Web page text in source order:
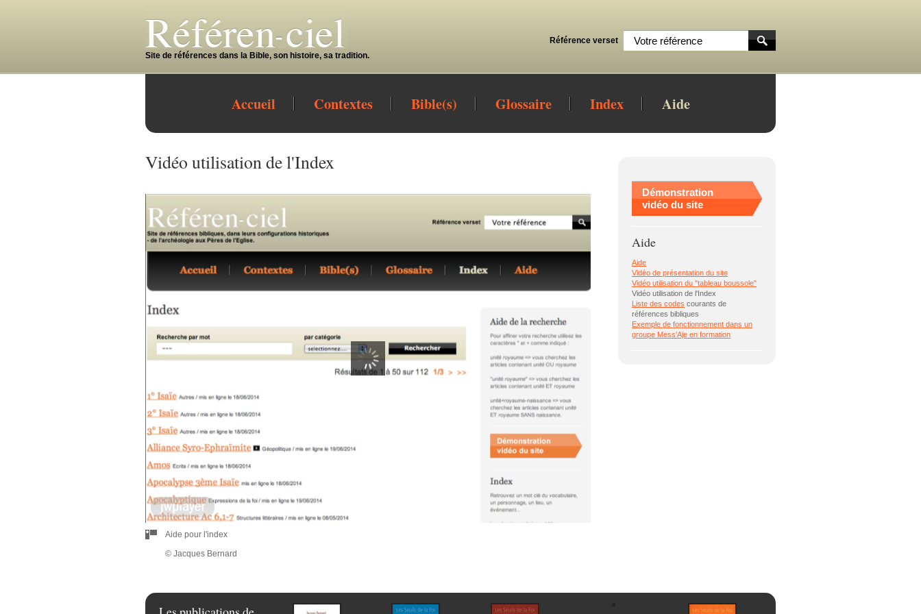
Site de références dans la Bible, son histoire, sa tradition.
Référence verset
Accueil Contextes Bible(s) Glossaire Index Aide
Vidéo utilisation de l'Index
00:00 00:00
Aide pour l'index
© Jacques Bernard
Démonstration
vidéo du site
Aide
Aide
Vidéo de présentation du site
Vidéo utilisation du "tableau boussole"
Vidéo utilisation de l'Index
Liste des codes courants de
références bibliques
Exemple de fonctionnement dans un
groupe Mess'Aje en formation